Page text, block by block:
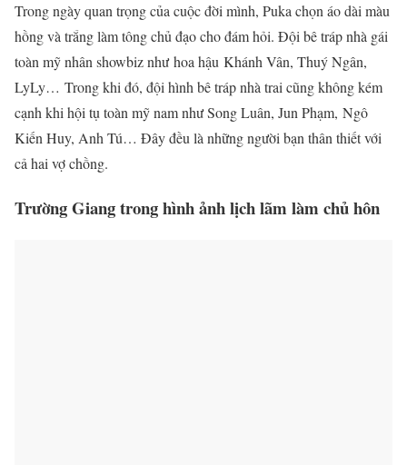
Trong ngày quan trọng của cuộc đời mình, Puka chọn áo dài màu
hồng và trắng làm tông chủ đạo cho đám hỏi. Đội bê tráp nhà gái
toàn mỹ nhân showbiz như hoa hậu Khánh Vân, Thuý Ngân,
LyLy… Trong khi đó, đội hình bê tráp nhà trai cũng không kém
cạnh khi hội tụ toàn mỹ nam như Song Luân, Jun Phạm, Ngô
Kiến Huy, Anh Tú… Đây đều là những người bạn thân thiết với
cả hai vợ chồng.
Trường Giang trong hình ảnh lịch lãm làm chủ hôn